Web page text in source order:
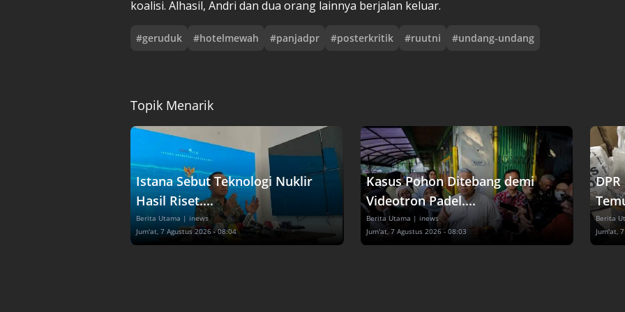
koalisi. Alhasil, Andri dan dua orang lainnya berjalan keluar.
#geruduk #hotelmewah #panjadpr #posterkritik #ruutni #undang-undang
Topik Menarik
Istana Sebut Teknologi Nuklir
Hasil Riset....
Berita Utama | inews
Jum'at, 7 Agustus 2026 - 08:04
Kasus Pohon Ditebang demi
Videotron Padel....
Berita Utama | inews
Jum'at, 7 Agustus 2026 - 08:03
Berita
Jum'at,